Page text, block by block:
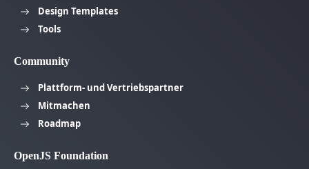
Design Templates
Tools
Community
Plattform- und Vertriebspartner
Mitmachen
Roadmap
OpenJS Foundation